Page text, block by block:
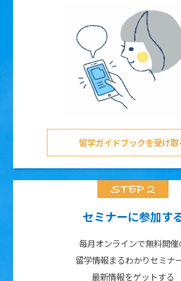
留学ガイドブックを受け取
セミナーに参加す
毎月オンラインで無料開催
留学情報まるわかりセミナ
最新情報をゲットする